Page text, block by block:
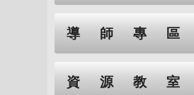
導師專區
資源教室